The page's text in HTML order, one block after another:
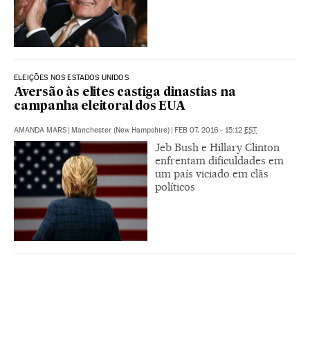
ELEIÇÕES NOS ESTADOS UNIDOS
Aversão às elites castiga dinastias na
campanha eleitoral dos EUA
AMANDA MARS | Manchester (New Hampshire) | FEB 07, 2016 - 15:12 EST
Jeb Bush e Hillary Clinton
enfrentam dificuldades em
um país viciado em clãs
políticos